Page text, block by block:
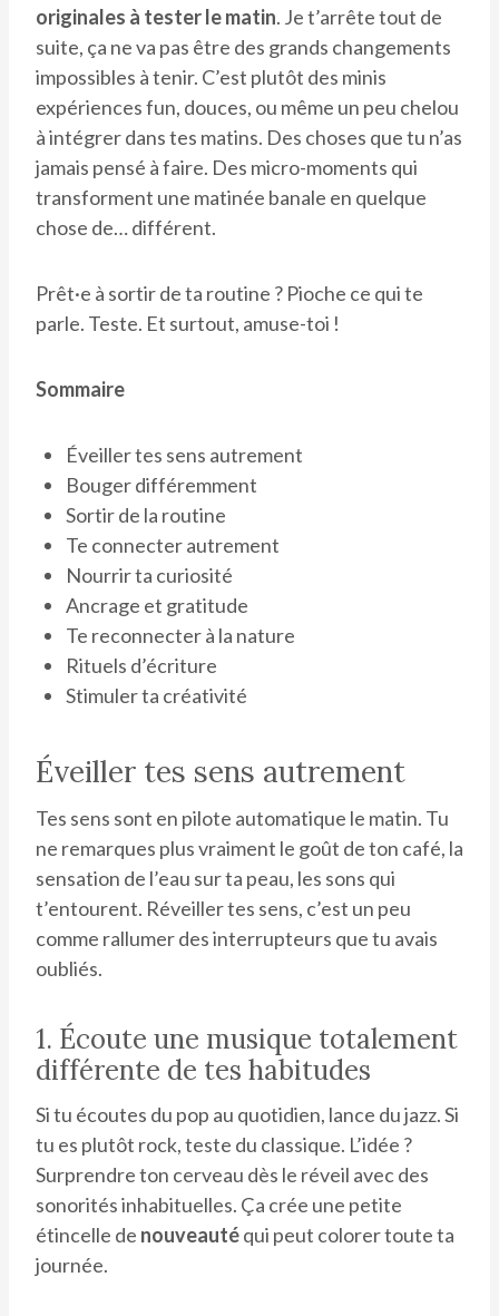
originales à tester le matin. Je t’arrête tout de
suite, ça ne va pas être des grands changements
impossibles à tenir. C’est plutôt des minis
expériences fun, douces, ou même un peu chelou
à intégrer dans tes matins. Des choses que tu n’as
jamais pensé à faire. Des micro-moments qui
transforment une matinée banale en quelque
chose de… différent.
Prêt·e à sortir de ta routine ? Pioche ce qui te
parle. Teste. Et surtout, amuse-toi !
Sommaire
Éveiller tes sens autrement
Bouger différemment
Sortir de la routine
Te connecter autrement
Nourrir ta curiosité
Ancrage et gratitude
Te reconnecter à la nature
Rituels d’écriture
Stimuler ta créativité
Éveiller tes sens autrement
Tes sens sont en pilote automatique le matin. Tu
ne remarques plus vraiment le goût de ton café, la
sensation de l’eau sur ta peau, les sons qui
t’entourent. Réveiller tes sens, c’est un peu
comme rallumer des interrupteurs que tu avais
oubliés.
1. Écoute une musique totalement
différente de tes habitudes
Si tu écoutes du pop au quotidien, lance du jazz. Si
tu es plutôt rock, teste du classique. L’idée ?
Surprendre ton cerveau dès le réveil avec des
sonorités inhabituelles. Ça crée une petite
étincelle de nouveautéqui peut colorer toute ta
journée.